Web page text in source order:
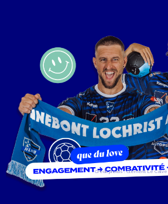
Crédit photos : Clément Le Calvé